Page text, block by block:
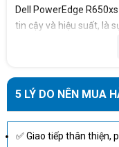
Quản lý cơ sở hạ
tầng
Kích thước
Trọng lượng
Dell PowerEdge
tin cậy và hiệu suất, là
5 LÝ DO NÊN MUA
✅ Giao tiếp thân thiện,